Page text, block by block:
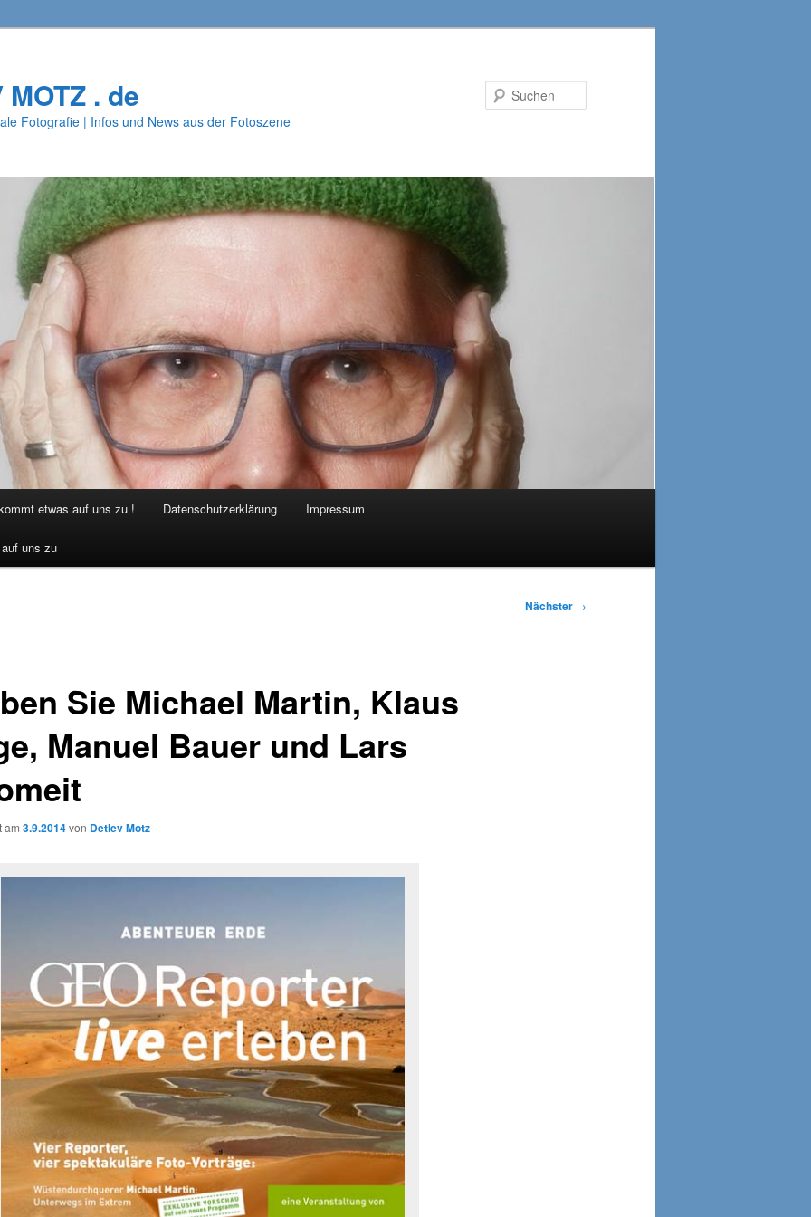
. de
Fotografie | Infos und News aus der Fotoszene
etwas auf uns zu ! Datenschutzerklärung Impressum
uns zu
Nächster →
Sie Michael Martin, Klaus
Manuel Bauer und Lars
am 3.9.2014von Detlev Motz